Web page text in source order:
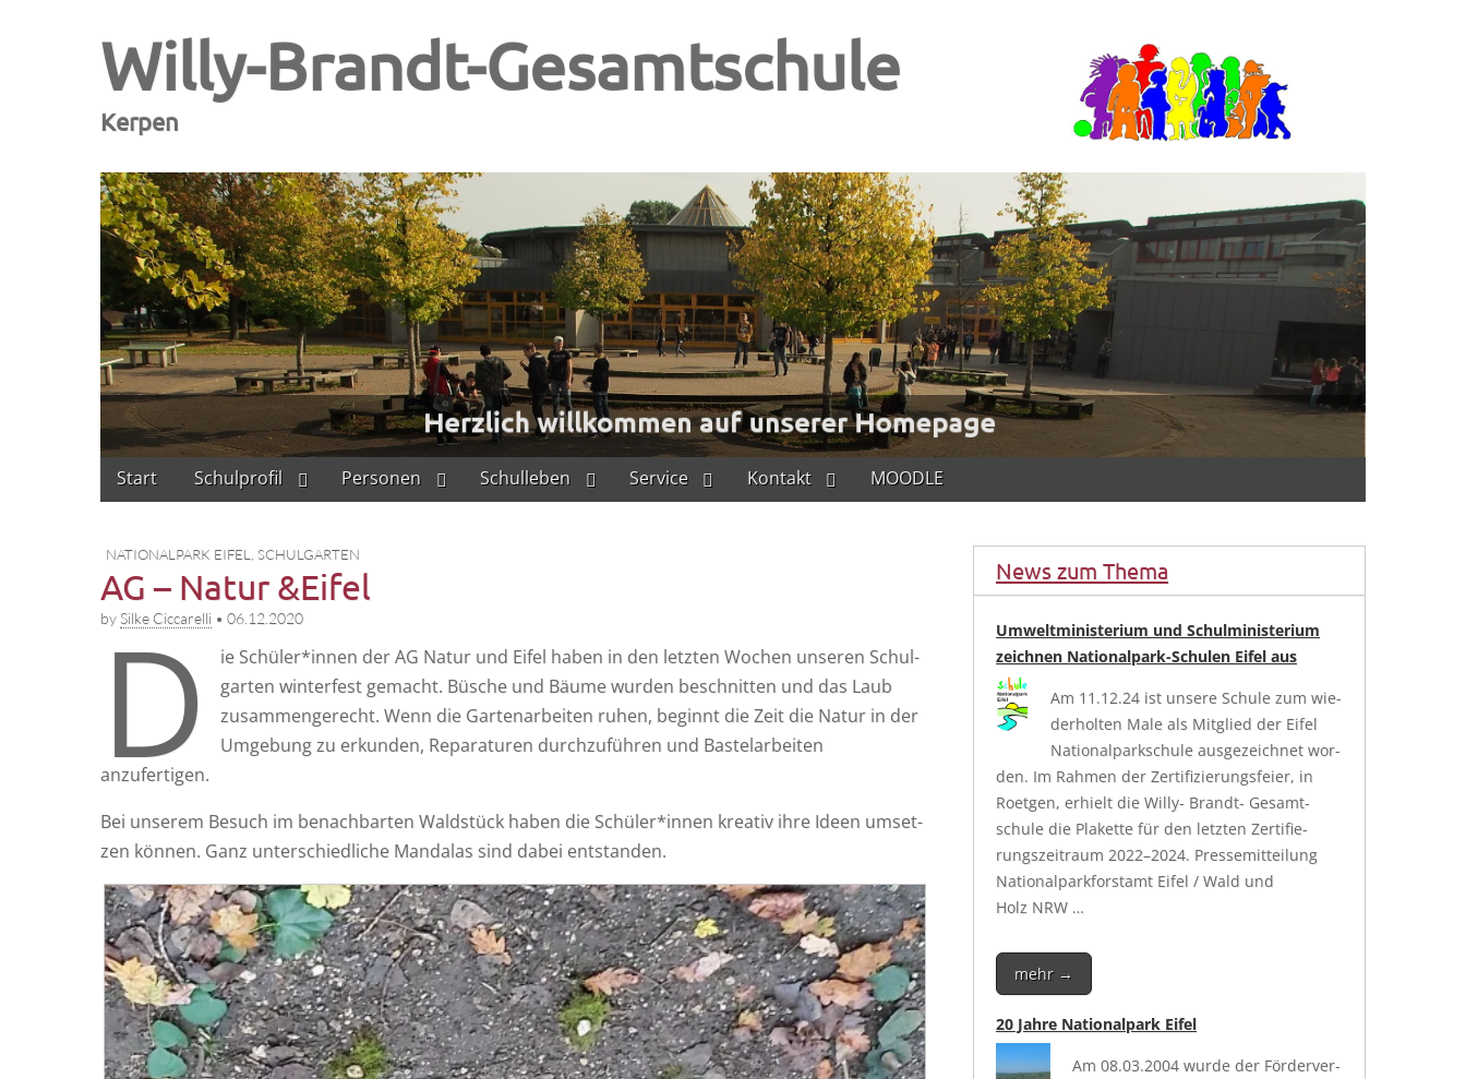
Willy-Brandt-Gesamtschule
Kerpen
Main
menu
Skip
to
Start Schulprofil Personen Schulleben Service Kontakt MOODLE
NATIONALPARK EIFEL SCHULGARTEN
AG – Natur &Eifel
bySilke Ciccarelli • 06.12.2020
D
ie Schüler*innen der AG Natur und Eifel haben in den letz­ten Wochen unse­ren Schul­
gar­ten win­ter­fest gemacht. Büsche und Bäu­me wur­den beschnit­ten und das Laub
zusam­men­ge­recht. Wenn die Gar­ten­ar­bei­ten ruhen, beginnt die Zeit die Natur in der
Umge­bung zu erkun­den, Repa­ra­tu­ren durch­zu­füh­ren und Bas­tel­ar­bei­ten
anzufertigen.
Bei unse­rem Besuch im benach­bar­ten Wald­stück haben die Schüler*innen krea­tiv ihre Ideen umset­
zen kön­nen. Ganz unter­schied­li­che Man­da­las sind dabei entstanden.
News zum Thema
Umweltministerium und Schulministerium
zeichnen Nationalpark-Schulen Eifel aus
Am 11.12.24 ist unse­re Schu­le zum wie­
der­hol­ten Male als Mit­glied der Eifel
Natio­nal­park­schu­le aus­ge­zeich­net wor­
den. Im Rah­men der Zer­ti­fi­zie­rungs­fei­er, in
Roet­gen, erhielt die Wil­­ly- Brandt- Gesamt­
schu­le die Pla­ket­te für den letz­ten Zer­ti­fie­
rungs­zeit­raum 2022–2024. Pres­se­mit­tei­lung
Natio­nal­park­forst­amt Eifel / Wald und
Holz NRW …
mehr →
20 Jahre Nationalpark Eifel
Am 08.03.2004 wur­de der För­der­ver­